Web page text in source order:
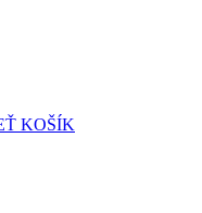
KOŠÍK